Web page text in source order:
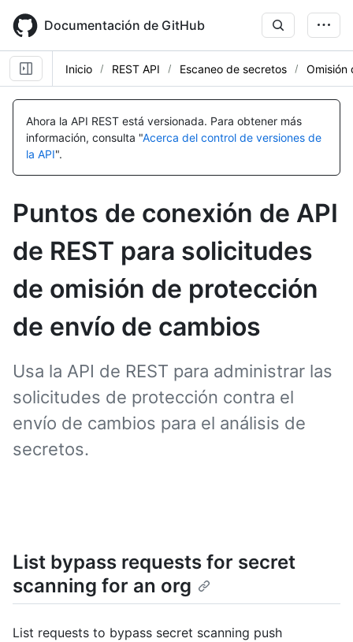
main
content
Documentación de GitHub
Inicio REST API Escaneo de secretos Omisión
Ahora la API REST está versionada. Para obtener más
información, consulta "Acerca del control de versiones de
la API".
Puntos de conexión de API
de REST para solicitudes
de omisión de protección
de envío de cambios
Usa la API de REST para administrar las
solicitudes de protección contra el
envío de cambios para el análisis de
secretos.
List bypass requests for secret
scanning for an org
List requests to bypass secret scanning push
Nombre,
Tipo,
Descripción
Nombre,
Tipo,
Descripción
Nombre,
Tipo,
Descripción
Nombre,
Tipo,
Descripción
Nombre,
Tipo,
Descripción
Nombre,
Tipo,
Descripción
Nombre,
Tipo,
Descripción
Nombre,
Tipo,
Descripción
Nombre,
Tipo,
Descripción
Nombre,
Tipo,
Descripción
Nombre,
Tipo,
Descripción
Nombre,
Tipo,
Descripción
Nombre,
Tipo,
Descripción